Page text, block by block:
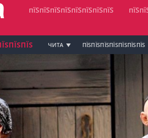
пїЅпїЅ
пїЅпїЅпїЅпїЅпїЅпїЅпїЅпїЅ
ЧИТА ПЇЅПЇЅПЇЅПЇЅПЇЅПЇЅПЇЅ